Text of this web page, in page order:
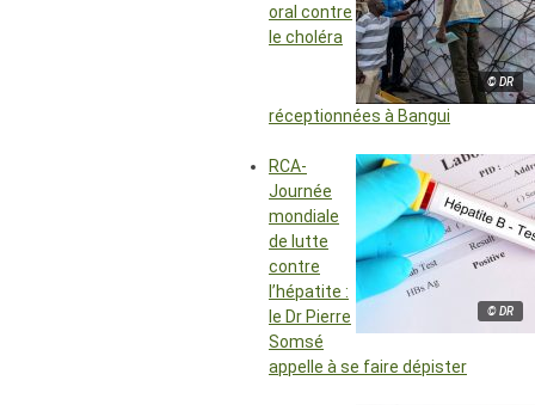
© DR
oral contre
le choléra
réceptionnées à Bangui
© DR
RCA-
Journée
mondiale
de lutte
contre
l’hépatite :
le Dr Pierre
Somsé
appelle à se faire dépister